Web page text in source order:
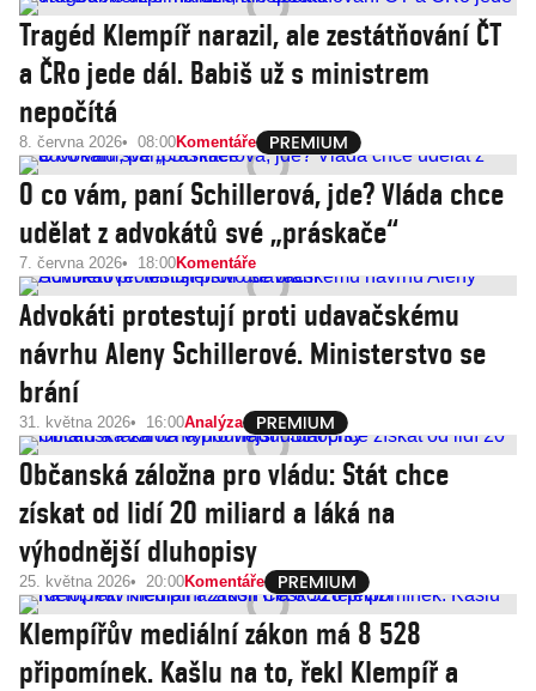
Tragéd Klempíř narazil, ale zestátňování ČT
a ČRo jede dál. Babiš už s ministrem
nepočítá
8. června 2026 08:00Komentáře
O co vám, paní Schillerová, jde? Vláda chce
udělat z advokátů své „práskače“
7. června 2026 18:00Komentáře
Advokáti protestují proti udavačskému
návrhu Aleny Schillerové. Ministerstvo se
brání
31. května 2026 16:00Analýza
Občanská záložna pro vládu: Stát chce
získat od lidí 20 miliard a láká na
výhodnější dluhopisy
25. května 2026 20:00Komentáře
Klempířův mediální zákon má 8 528
připomínek. Kašlu na to, řekl Klempíř a